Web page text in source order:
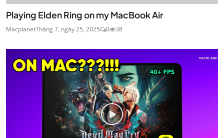
Playing Elden Ring on my MacBook Air
MacplanetTháng 7, ngày 25, 2025 0 38